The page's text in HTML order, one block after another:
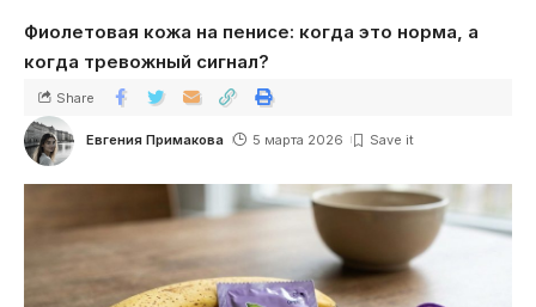
Фиолетовая кожа на пенисе: когда это норма, а
когда тревожный сигнал?
Евгения Примакова 5 марта 2026
Share